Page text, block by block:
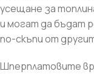
усещане за
и могат да бъдат
по-скъпи от
Шперплатовите